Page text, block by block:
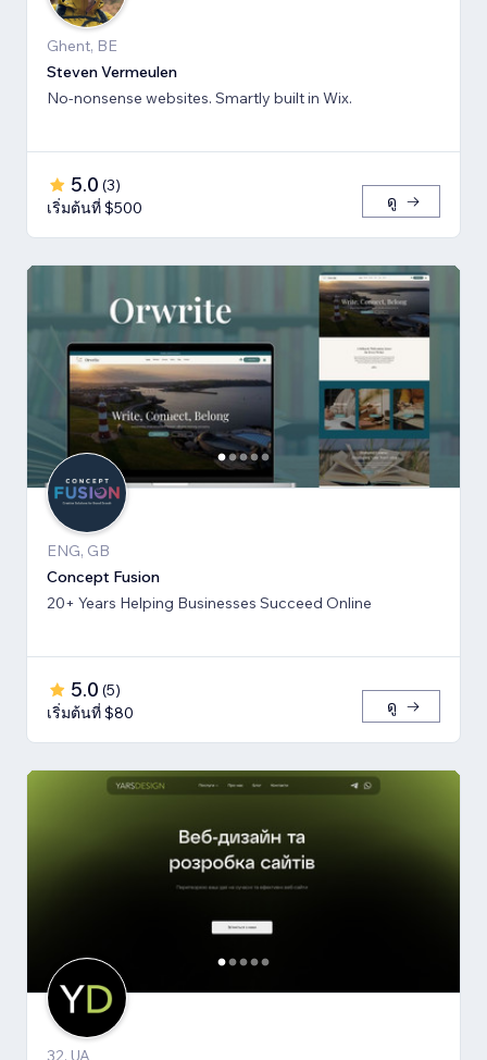
Ghent, BE
Steven Vermeulen
No-nonsense websites. Smartly built in Wix.
5.0 (3)
เริ่มต้นที่ $500
ดู
ENG, GB
Concept Fusion
20+ Years Helping Businesses Succeed Online
5.0 (5)
เริ่มต้นที่ $80
ดู
32, UA